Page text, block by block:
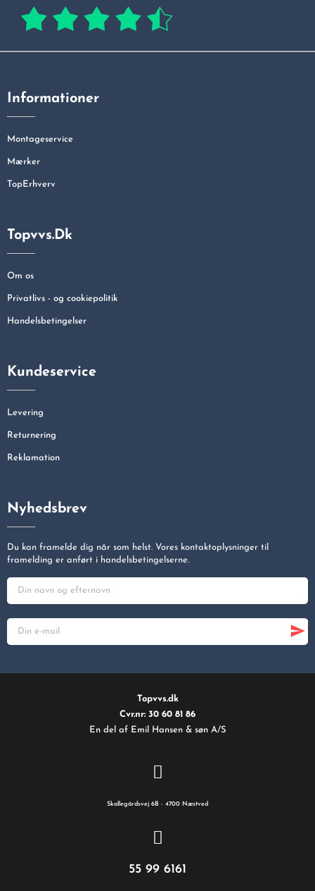
Informationer
Montageservice
Mærker
TopErhverv
Topvvs.dk
Om os
Privatlivs - og cookiepolitik
Handelsbetingelser
Kundeservice
Levering
Returnering
Reklamation
Nyhedsbrev
Du kan framelde dig når som helst. Vores kontaktoplysninger til
framelding er anført i handelsbetingelserne.
Topvvs.dk
Cvr.nr: 30 60 81 86
En del af Emil Hansen & søn A/S
Skallegårdsvej 6B - 4700 Næstved
55 99 6161